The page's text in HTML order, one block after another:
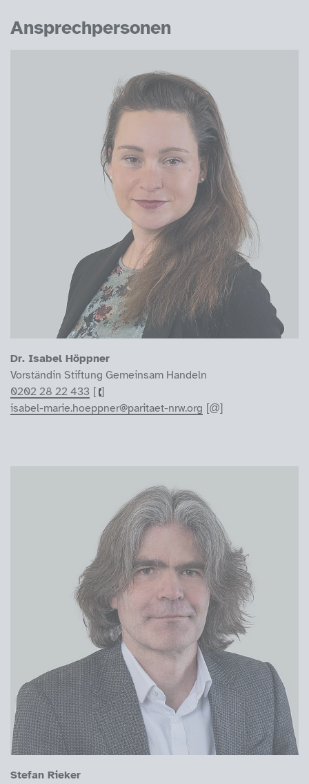
Ansprechpersonen
Dr. Isabel Höppner
Vorständin Stiftung Gemeinsam Handeln
0202 28 22 433
isabel-marie.hoeppner@paritaet-nrw.org
Stefan Rieker